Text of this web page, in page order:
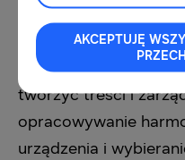
Dostępna dla
AndroidoraziOS [6]
pozwala
tworzyć treści i
opracowywanie
urządzenia i
AKCEPTUJĘ